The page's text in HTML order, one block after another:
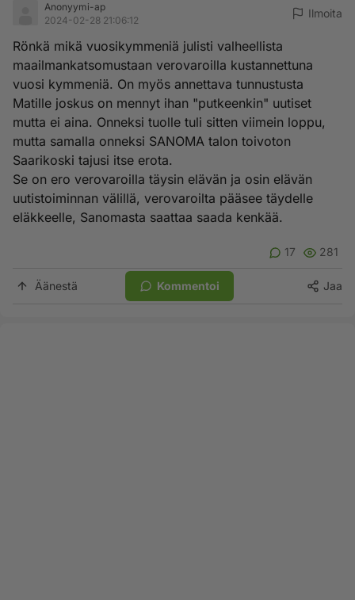
Anonyymi-ap
2024-02-28 21:06:12
Ilmoita
Rönkä mikä vuosikymmeniä julisti valheellista
maailmankatsomustaan verovaroilla kustannettuna
vuosi kymmeniä. On myös annettava tunnustusta
Matille joskus on mennyt ihan "putkeenkin" uutiset
mutta ei aina. Onneksi tuolle tuli sitten viimein loppu,
mutta samalla onneksi SANOMA talon toivoton
Saarikoski tajusi itse erota.
Se on ero verovaroilla täysin elävän ja osin elävän
uutistoiminnan välillä, verovaroilta pääsee täydelle
eläkkeelle, Sanomasta saattaa saada kenkää.
17 281
Äänestä Kommentoi Jaa